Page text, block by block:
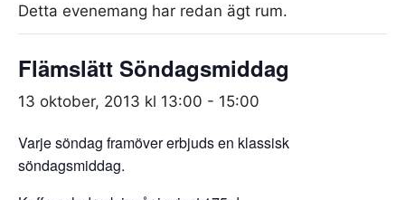
Detta evenemang har redan ägt rum.
Flämslätt Söndagsmiddag
13 oktober, 2013 kl 13:00 - 15:00
Varje söndag framöver erbjuds en klassisk
söndagsmiddag.